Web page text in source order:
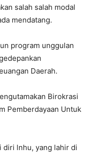
salah salah modal
mendatang.
program unggulan
Daerah.
Birokrasi
Pemberdayaan Untuk
diri lnhu, yang lahir di